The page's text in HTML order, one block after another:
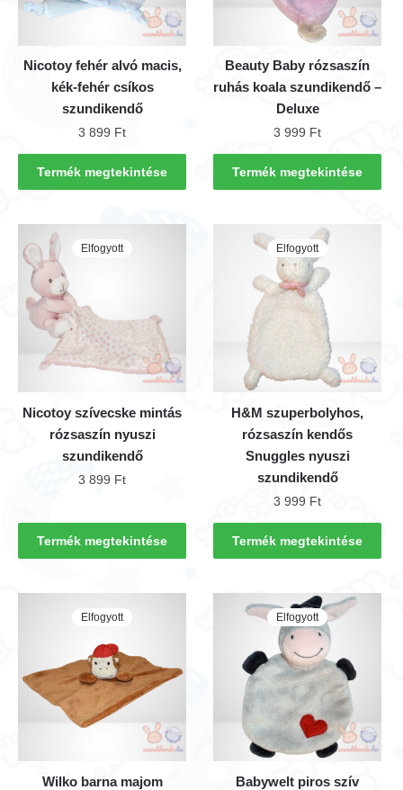
Nicotoy fehér alvó macis,
kék-fehér csíkos
szundikendő
3 899 Ft
Termék megtekintése
Beauty Baby rózsaszín
ruhás koala szundikendő –
Deluxe
3 999 Ft
Termék megtekintése
Elfogyott
Nicotoy szívecske mintás
rózsaszín nyuszi
szundikendő
3 899 Ft
Termék megtekintése
Elfogyott
H&M szuperbolyhos,
rózsaszín kendős
Snuggles nyuszi
szundikendő
3 999 Ft
Termék megtekintése
Elfogyott
Wilko barna majom
Elfogyott
Babywelt piros szív